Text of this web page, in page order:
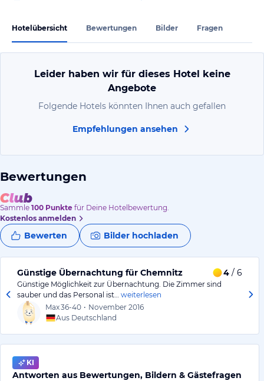
Hotelübersicht Bewertungen Bilder Fragen
Leider haben wir für dieses Hotel keine
Angebote
Folgende Hotels könnten Ihnen auch gefallen
Empfehlungen ansehen
Bewertungen
Sammle 100 Punkte für Deine Hotelbewertung.
Kostenlos anmelden
Bewerten Bilder hochladen
Günstige Übernachtung für Chemnitz 4 / 6
Günstige Möglichkeit zur Übernachtung. Die Zimmer sind
sauber und das Personal ist…
weiterlesen
Max36-40 • November 2016
Aus Deutschland
KI
Antworten aus Bewertungen, Bildern & Gästefragen